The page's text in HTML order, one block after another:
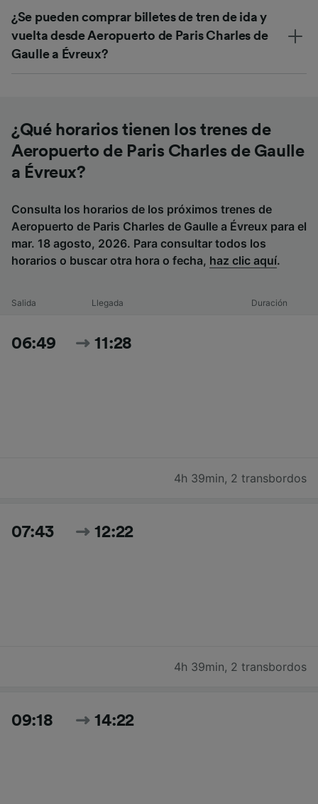
¿Se pueden comprar billetes de tren de ida y
vuelta desde Aeropuerto de Paris Charles de
Gaulle a Évreux?
¿Qué horarios tienen los trenes de
Aeropuerto de Paris Charles de Gaulle
a Évreux?
Consulta los horarios de los próximos trenes de
Aeropuerto de Paris Charles de Gaulle a Évreux para el
mar. 18 agosto, 2026. Para consultar todos los
horarios o buscar otra hora o fecha, haz clic aquí.
Salida Llegada Duración
06:49 11:28
4h 39min, 2 transbordos
07:43 12:22
4h 39min, 2 transbordos
09:18 14:22